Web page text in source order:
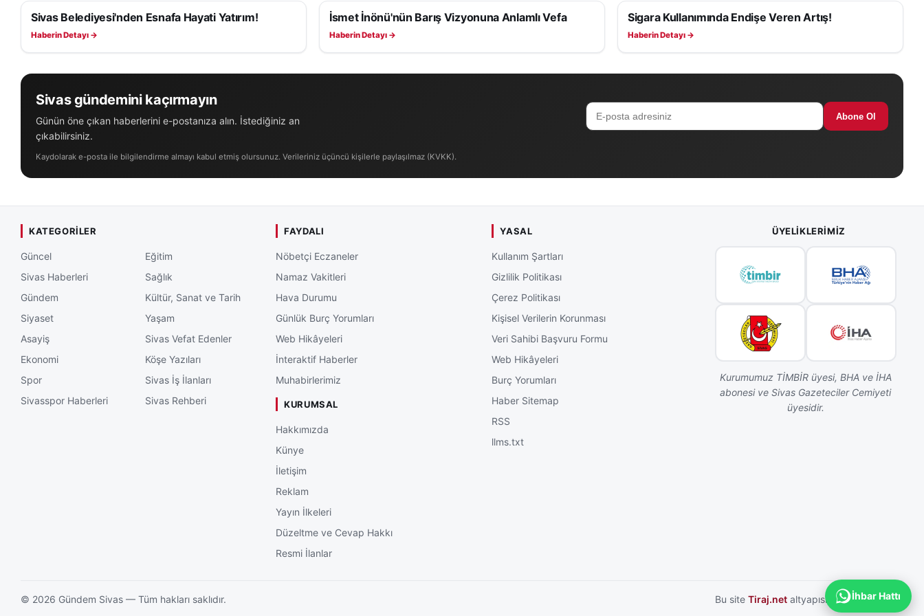
Sivas’taki güncel gelişmeler ve bölgedeki doğal yaşam haberleri içinSivas haberleri
vegündem gelişmeleriiçerikleri vatandaşlar tarafından yakından takip ediliyor.
SAĞLIK
Sivas Belediyesi'nden Esnafa Hayati Yatırım!
Haberin Detayı →
SAĞLIK
İsmet İnönü'nün Barış Vizyonuna Anlamlı Vefa
Haberin Detayı →
SAĞLIK
Sigara Kullanımında Endişe Veren Artış!
Haberin Detayı →
Sivas gündemini kaçırmayın
Günün öne çıkan haberlerini e-postanıza alın. İstediğiniz an
çıkabilirsiniz.
Abone Ol
Kaydolarak e-posta ile bilgilendirme almayı kabul etmiş olursunuz. Verileriniz üçüncü kişilerle paylaşılmaz (KVKK).
KATEGORILER
Güncel
Sivas Haberleri
Gündem
Siyaset
Asayiş
Ekonomi
Spor
Sivasspor Haberleri
Eğitim
Sağlık
Kültür, Sanat ve Tarih
Yaşam
Sivas Vefat Edenler
Köşe Yazıları
Sivas İş İlanları
Sivas Rehberi
FAYDALI
Nöbetçi Eczaneler
Namaz Vakitleri
Hava Durumu
Günlük Burç Yorumları
Web Hikâyeleri
İnteraktif Haberler
Muhabirlerimiz
KURUMSAL
Hakkımızda
Künye
İletişim
Reklam
Yayın İlkeleri
Düzeltme ve Cevap Hakkı
Resmi İlanlar
YASAL
Kullanım Şartları
Gizlilik Politikası
Çerez Politikası
Kişisel Verilerin Korunması
Veri Sahibi Başvuru Formu
Web Hikâyeleri
Burç Yorumları
Haber Sitemap
RSS
llms.txt
ÜYELIKLERIMIZ
Kurumumuz TİMBİR üyesi, BHA ve İHA
abonesi ve Sivas Gazeteciler Cemiyeti
üyesidir.
© 2026 Gündem Sivas — Tüm hakları saklıdır. Bu site Tiraj.net altyapısı ile hazırlanmıştır.
İhbar Hattı